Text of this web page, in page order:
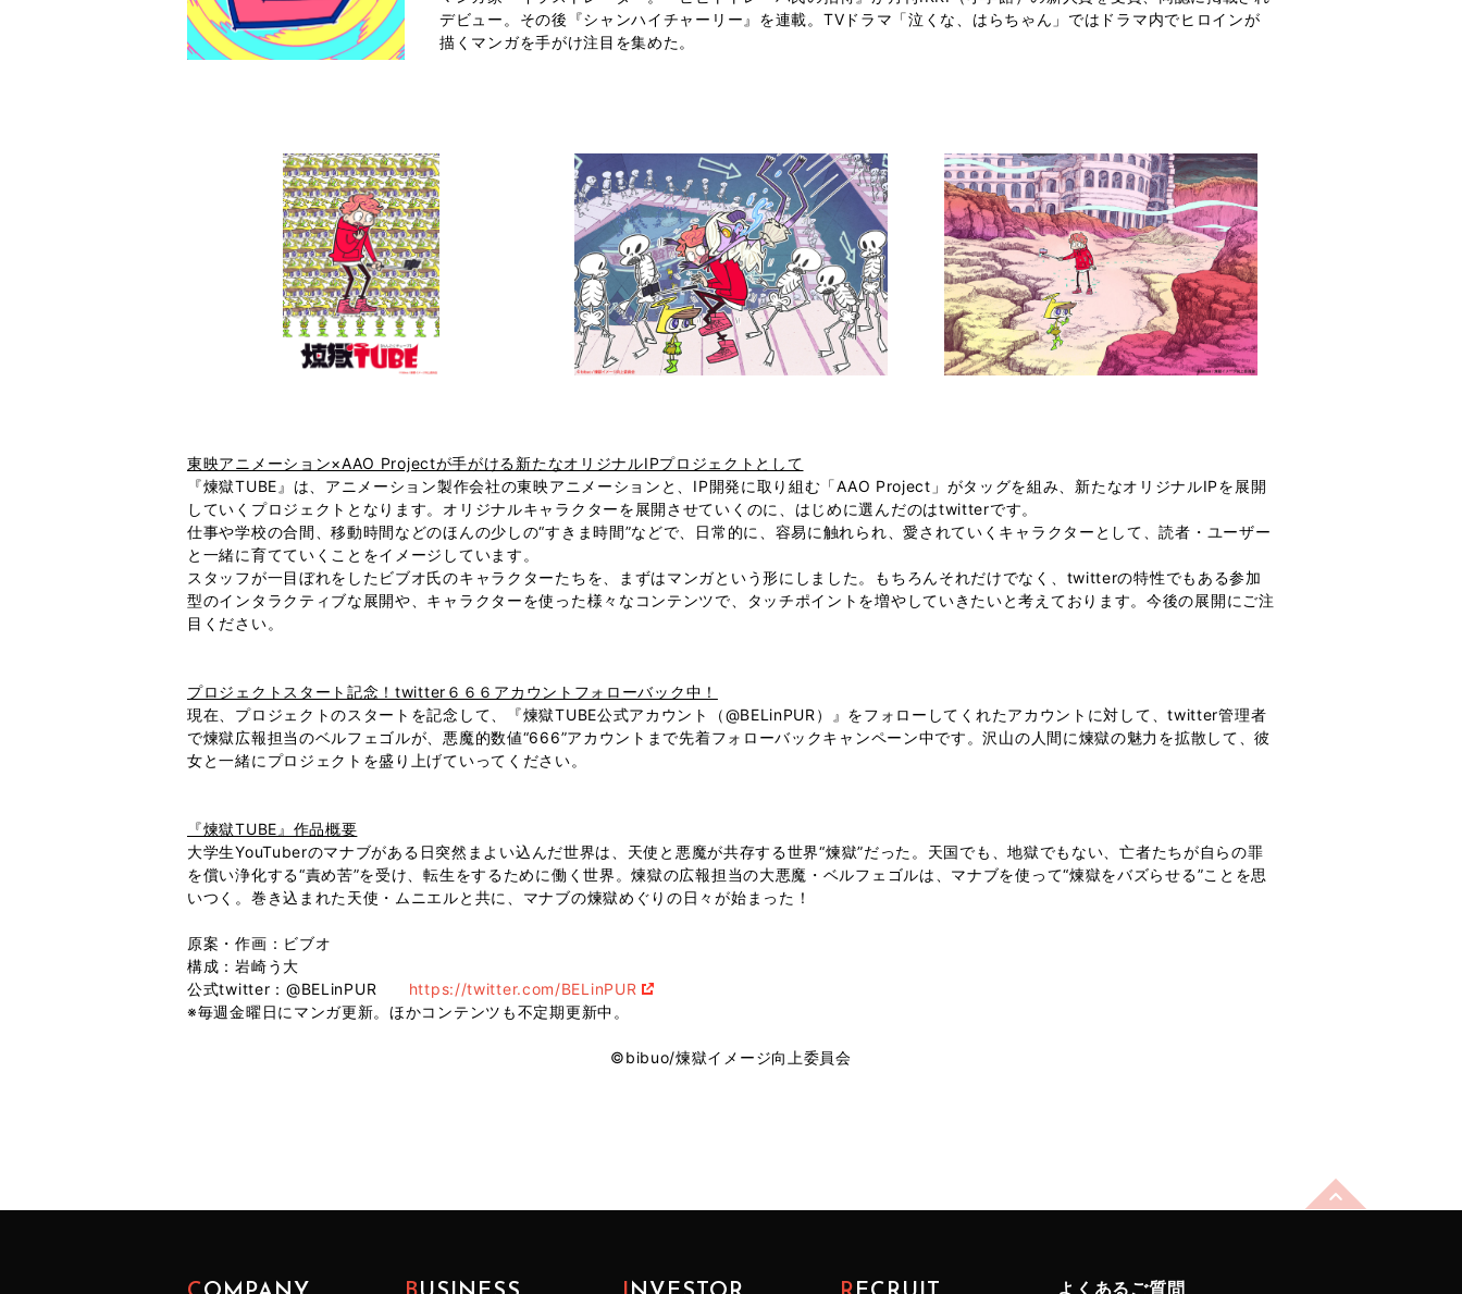
デビュー。その後『シャンハイチャーリー』を連載。TVドラマ「泣くな、はらちゃん」ではドラマ内でヒロインが
描くマンガを手がけ注目を集めた。
東映アニメーション×AAO Projectが手がける新たなオリジナルIPプロジェクトとして
『煉獄TUBE』は、アニメーション製作会社の東映アニメーションと、IP開発に取り組む「AAO Project」がタッグを組み、新たなオリジナルIPを展開
していくプロジェクトとなります。オリジナルキャラクターを展開させていくのに、はじめに選んだのはtwitterです。
仕事や学校の合間、移動時間などのほんの少しの“すきま時間”などで、日常的に、容易に触れられ、愛されていくキャラクターとして、読者・ユーザー
と一緒に育てていくことをイメージしています。
スタッフが一目ぼれをしたビブオ氏のキャラクターたちを、まずはマンガという形にしました。もちろんそれだけでなく、twitterの特性でもある参加
型のインタラクティブな展開や、キャラクターを使った様々なコンテンツで、タッチポイントを増やしていきたいと考えております。今後の展開にご注
目ください。
プロジェクトスタート記念！twitter６６６アカウントフォローバック中！
現在、プロジェクトのスタートを記念して、『煉獄TUBE公式アカウント（@BELinPUR）』をフォローしてくれたアカウントに対して、twitter管理者
で煉獄広報担当のベルフェゴルが、悪魔的数値“666”アカウントまで先着フォローバックキャンペーン中です。沢山の人間に煉獄の魅力を拡散して、彼
女と一緒にプロジェクトを盛り上げていってください。
『煉獄TUBE』作品概要
大学生YouTuberのマナブがある日突然まよい込んだ世界は、天使と悪魔が共存する世界“煉獄”だった。天国でも、地獄でもない、亡者たちが自らの罪
を償い浄化する“責め苦”を受け、転生をするために働く世界。煉獄の広報担当の大悪魔・ベルフェゴルは、マナブを使って“煉獄をバズらせる”ことを思
いつく。巻き込まれた天使・ムニエルと共に、マナブの煉獄めぐりの日々が始まった！
原案・作画：ビブオ
構成：岩崎う大
公式twitter：@BELinPUR https://twitter.com/BELinPUR
※毎週金曜日にマンガ更新。ほかコンテンツも不定期更新中。
©bibuo/煉獄イメージ向上委員会
よくあるご質問